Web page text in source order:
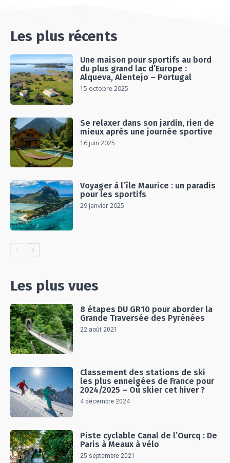
Les plus récents
Une maison pour sportifs au bord
du plus grand lac d’Europe :
Alqueva, Alentejo – Portugal
15 octobre 2025
Se relaxer dans son jardin, rien de
mieux après une journée sportive
16 juin 2025
Voyager à l’île Maurice : un paradis
pour les sportifs
29 janvier 2025
Les plus vues
8 étapes DU GR10 pour aborder la
Grande Traversée des Pyrénées
22 août 2021
Classement des stations de ski
les plus enneigées de France pour
2024/2025 – Où skier cet hiver ?
4 décembre 2024
Piste cyclable Canal de l’Ourcq : De
Paris à Meaux à vélo
25 septembre 2021